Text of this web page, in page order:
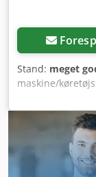
Stand: meget
maskine/
højde (maks.):
total højde:
bredde:
1.130
mærkning,